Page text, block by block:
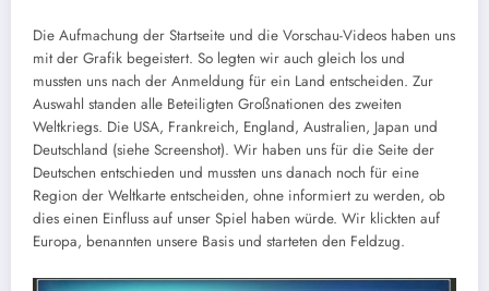
Die Aufmachung der Startseite und die Vorschau-Videos haben uns
mit der Grafik begeistert. So legten wir auch gleich los und
mussten uns nach der Anmeldung für ein Land entscheiden. Zur
Auswahl standen alle Beteiligten Großnationen des zweiten
Weltkriegs. Die USA, Frankreich, England, Australien, Japan und
Deutschland (siehe Screenshot). Wir haben uns für die Seite der
Deutschen entschieden und mussten uns danach noch für eine
Region der Weltkarte entscheiden, ohne informiert zu werden, ob
dies einen Einfluss auf unser Spiel haben würde. Wir klickten auf
Europa, benannten unsere Basis und starteten den Feldzug.